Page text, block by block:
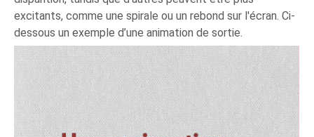
excitants, comme une spirale ou un rebond sur l'écran. Ci-
dessous un exemple d’une animation de sortie.